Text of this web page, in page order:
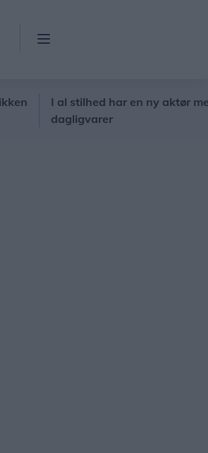
I al stilhed har en ny aktør meldt sig
dagligvarer